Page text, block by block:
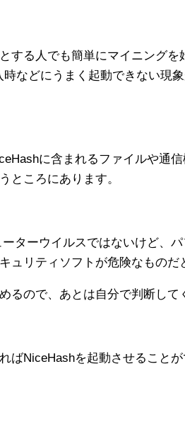
する人でも簡単にマイニングを
時などにうまく起動できない現
に含まれるファイルや通
ところにあります。
ターウイルスではないけど、
ュリティソフトが危険なものだ
るので、あとは自分で判断して
ばNiceHashを起動させること